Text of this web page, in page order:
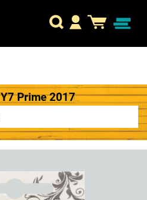
Y7 Prime 2017